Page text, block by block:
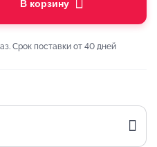
В корзину
Срок поставки от 40 дней